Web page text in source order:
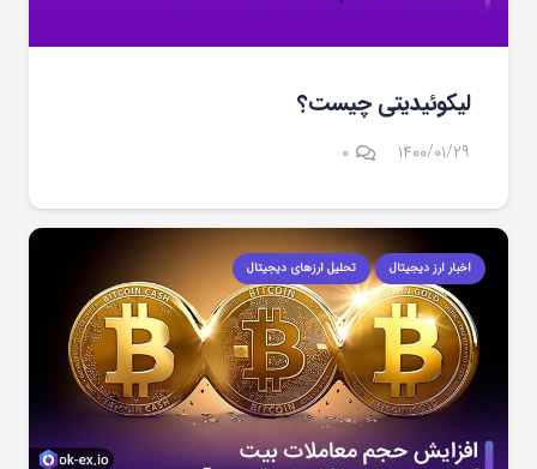
لیکوئیدیتی چیست؟
۱۴۰۰/۰۱/۲۹ ۰
اخبار ارز دیجیتال تحلیل ارزهای دیجیتال